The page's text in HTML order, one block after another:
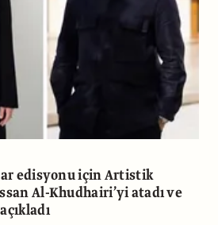
edisyonu için Artis­tik
Al-Khudhairi’yi atadı ve